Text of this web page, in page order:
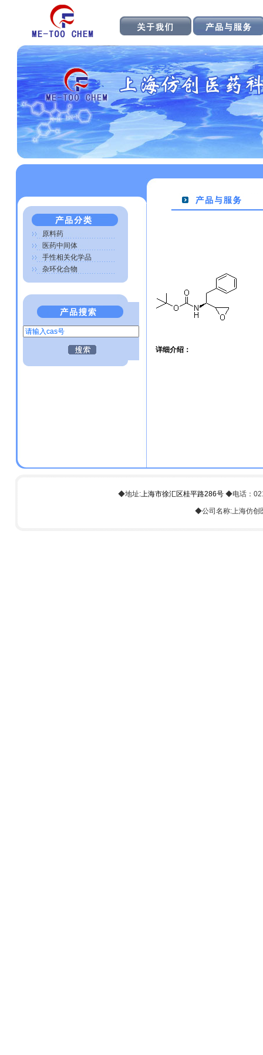
原料药
医药中间体
手性相关化学品
杂环化合物
详细介绍：
◆地址:上海市徐汇区桂平路286号 ◆电话：
◆公司名称:上海仿创